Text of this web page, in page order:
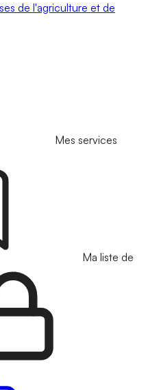
de l'agriculture et de
Mes services
Ma liste de